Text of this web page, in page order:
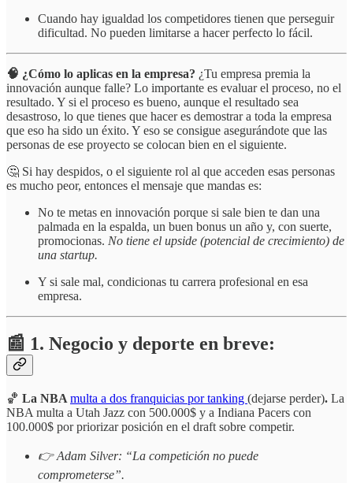
Cuando hay igualdad los competidores tienen que perseguir
dificultad. No pueden limitarse a hacer perfecto lo fácil.
🧠 ¿Cómo lo aplicas en la empresa? ¿Tu empresa premia la
innovación aunque falle? Lo importante es evaluar el proceso, no el
resultado. Y si el proceso es bueno, aunque el resultado sea
desastroso, lo que tienes que hacer es demostrar a toda la empresa
que eso ha sido un éxito. Y eso se consigue asegurándote que las
personas de ese proyecto se colocan bien en el siguiente.
🤔 Si hay despidos, o el siguiente rol al que acceden esas personas
es mucho peor, entonces el mensaje que mandas es:
No te metas en innovación porque si sale bien te dan una
palmada en la espalda, un buen bonus un año y, con suerte,
promocionas. No tiene el upside (potencial de crecimiento) de
una startup.
Y si sale mal, condicionas tu carrera profesional en esa
empresa.
📰 1. Negocio y deporte en breve:
🏀 La NBA multa a dos franquicias por tanking (dejarse perder). La
NBA multa a Utah Jazz con 500.000$ y a Indiana Pacers con
100.000$ por priorizar posición en el draft sobre competir.
👉 Adam Silver: “La competición no puede
comprometerse”.